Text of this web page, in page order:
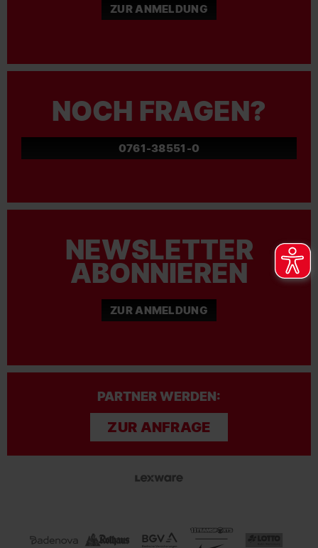
ZUR ANMELDUNG
NOCH FRAGEN?
0761-38551-0
NEWSLETTER
ABONNIEREN
ZUR ANMELDUNG
PARTNER WERDEN:
ZUR ANFRAGE